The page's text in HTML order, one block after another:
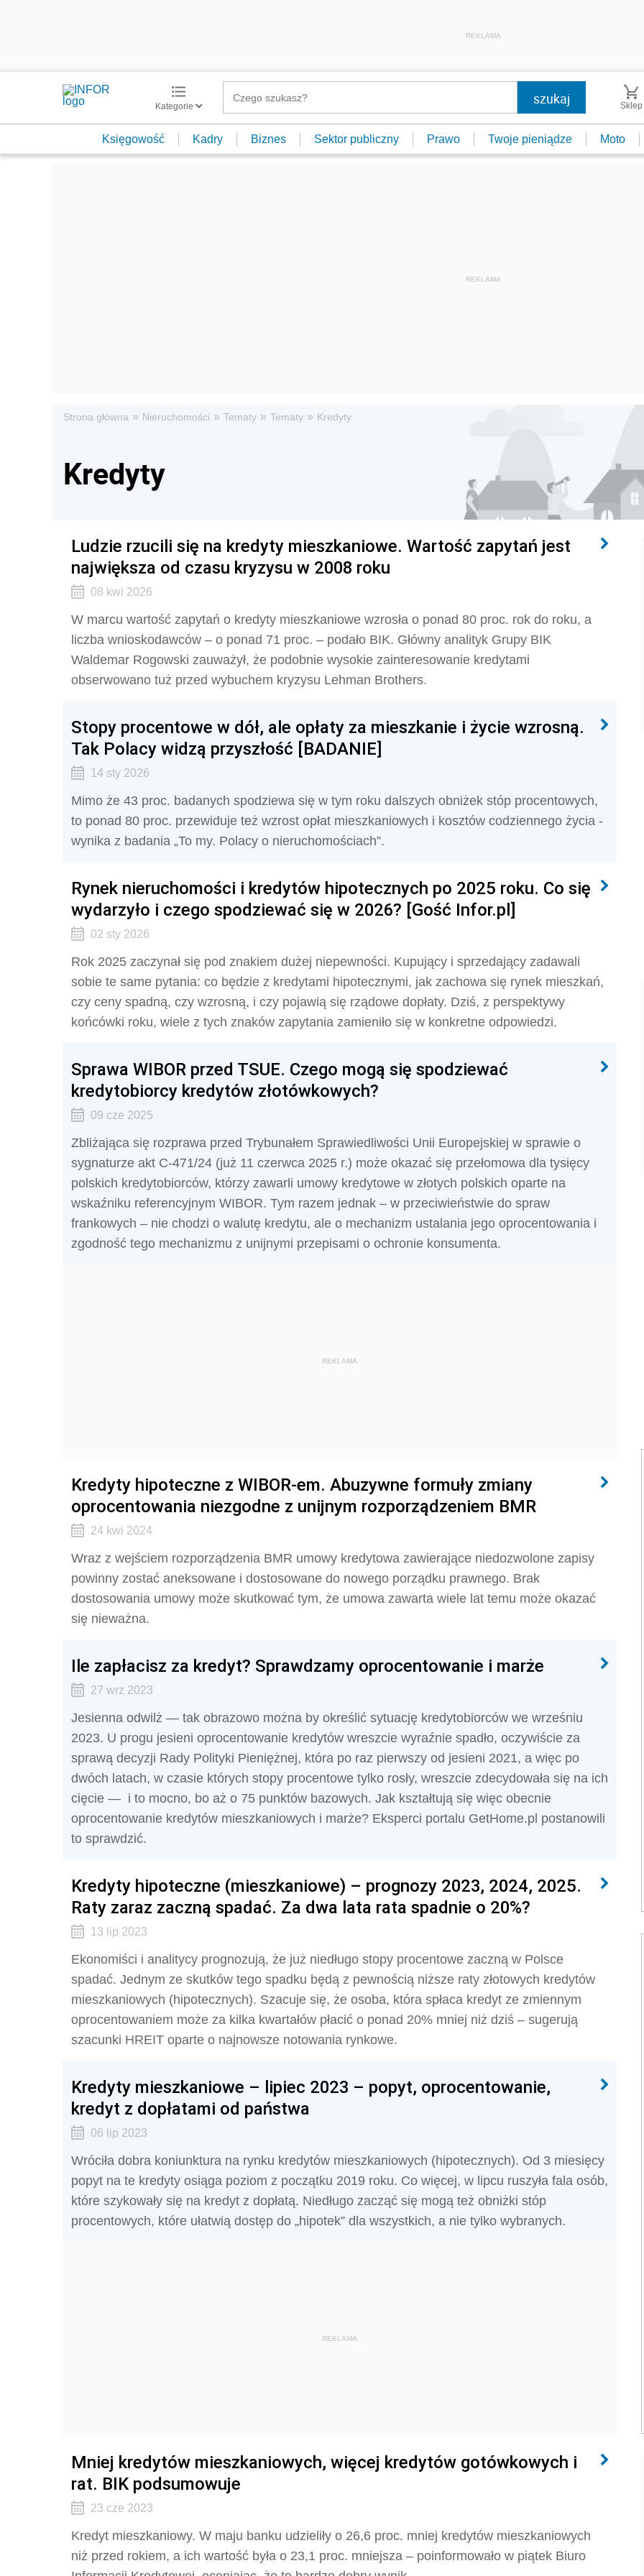
REKLAMA
Kategorie Sklep
Księgowość Kadry Biznes Sektor publiczny Prawo Twoje pieniądze Moto
Strona główna » Nieruchomości » Tematy » Tematy » Kredyty
Kredyty
Ludzie rzucili się na kredyty mieszkaniowe. Wartość zapytań jest
największa od czasu kryzysu w 2008 roku
08 kwi 2026
W marcu wartość zapytań o kredyty mieszkaniowe wzrosła o ponad 80 proc. rok do roku, a
liczba wnioskodawców – o ponad 71 proc. – podało BIK. Główny analityk Grupy BIK
Waldemar Rogowski zauważył, że podobnie wysokie zainteresowanie kredytami
obserwowano tuż przed wybuchem kryzysu Lehman Brothers.
Stopy procentowe w dół, ale opłaty za mieszkanie i życie wzrosną.
Tak Polacy widzą przyszłość [BADANIE]
14 sty 2026
Mimo że 43 proc. badanych spodziewa się w tym roku dalszych obniżek stóp procentowych,
to ponad 80 proc. przewiduje też wzrost opłat mieszkaniowych i kosztów codziennego życia -
wynika z badania „To my. Polacy o nieruchomościach”.
Rynek nieruchomości i kredytów hipotecznych po 2025 roku. Co się
wydarzyło i czego spodziewać się w 2026? [Gość Infor.pl]
02 sty 2026
Rok 2025 zaczynał się pod znakiem dużej niepewności. Kupujący i sprzedający zadawali
sobie te same pytania: co będzie z kredytami hipotecznymi, jak zachowa się rynek mieszkań,
czy ceny spadną, czy wzrosną, i czy pojawią się rządowe dopłaty. Dziś, z perspektywy
końcówki roku, wiele z tych znaków zapytania zamieniło się w konkretne odpowiedzi.
Sprawa WIBOR przed TSUE. Czego mogą się spodziewać
kredytobiorcy kredytów złotówkowych?
09 cze 2025
Zbliżająca się rozprawa przed Trybunałem Sprawiedliwości Unii Europejskiej w sprawie o
sygnaturze akt C-471/24 (już 11 czerwca 2025 r.) może okazać się przełomowa dla tysięcy
polskich kredytobiorców, którzy zawarli umowy kredytowe w złotych polskich oparte na
wskaźniku referencyjnym WIBOR. Tym razem jednak – w przeciwieństwie do spraw
frankowych – nie chodzi o walutę kredytu, ale o mechanizm ustalania jego oprocentowania i
zgodność tego mechanizmu z unijnymi przepisami o ochronie konsumenta.
REKLAMA
Kredyty hipoteczne z WIBOR-em. Abuzywne formuły zmiany
oprocentowania niezgodne z unijnym rozporządzeniem BMR
24 kwi 2024
Wraz z wejściem rozporządzenia BMR umowy kredytowa zawierające niedozwolone zapisy
powinny zostać aneksowane i dostosowane do nowego porządku prawnego. Brak
dostosowania umowy może skutkować tym, że umowa zawarta wiele lat temu może okazać
się nieważna.
Ile zapłacisz za kredyt? Sprawdzamy oprocentowanie i marże
27 wrz 2023
Jesienna odwilż — tak obrazowo można by określić sytuację kredytobiorców we wrześniu
2023. U progu jesieni oprocentowanie kredytów wreszcie wyraźnie spadło, oczywiście za
sprawą decyzji Rady Polityki Pieniężnej, która po raz pierwszy od jesieni 2021, a więc po
dwóch latach, w czasie których stopy procentowe tylko rosły, wreszcie zdecydowała się na ich
cięcie — i to mocno, bo aż o 75 punktów bazowych. Jak kształtują się więc obecnie
oprocentowanie kredytów mieszkaniowych i marże? Eksperci portalu GetHome.pl postanowili
to sprawdzić.
Kredyty hipoteczne (mieszkaniowe) – prognozy 2023, 2024, 2025.
Raty zaraz zaczną spadać. Za dwa lata rata spadnie o 20%?
13 lip 2023
Ekonomiści i analitycy prognozują, że już niedługo stopy procentowe zaczną w Polsce
spadać. Jednym ze skutków tego spadku będą z pewnością niższe raty złotowych kredytów
mieszkaniowych (hipotecznych). Szacuje się, że osoba, która spłaca kredyt ze zmiennym
oprocentowaniem może za kilka kwartałów płacić o ponad 20% mniej niż dziś – sugerują
szacunki HREIT oparte o najnowsze notowania rynkowe.
Kredyty mieszkaniowe – lipiec 2023 – popyt, oprocentowanie,
kredyt z dopłatami od państwa
06 lip 2023
Wróciła dobra koniunktura na rynku kredytów mieszkaniowych (hipotecznych). Od 3 miesięcy
popyt na te kredyty osiąga poziom z początku 2019 roku. Co więcej, w lipcu ruszyła fala osób,
które szykowały się na kredyt z dopłatą. Niedługo zacząć się mogą też obniżki stóp
procentowych, które ułatwią dostęp do „hipotek” dla wszystkich, a nie tylko wybranych.
REKLAMA
Mniej kredytów mieszkaniowych, więcej kredytów gotówkowych i
rat. BIK podsumowuje
23 cze 2023
Kredyt mieszkaniowy. W maju banku udzieliły o 26,6 proc. mniej kredytów mieszkaniowych
niż przed rokiem, a ich wartość była o 23,1 proc. mniejsza – poinformowało w piątek Biuro